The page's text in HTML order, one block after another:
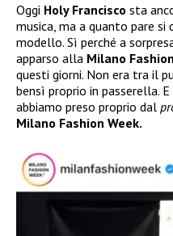
Oggi Holy Francisco sta
musica, ma a quanto pare
modello. Sì perché a
apparso alla Milano
questi giorni. Non era tra il
bensì proprio in passerella.
abbiamo preso proprio dal
Milano Fashion Week.